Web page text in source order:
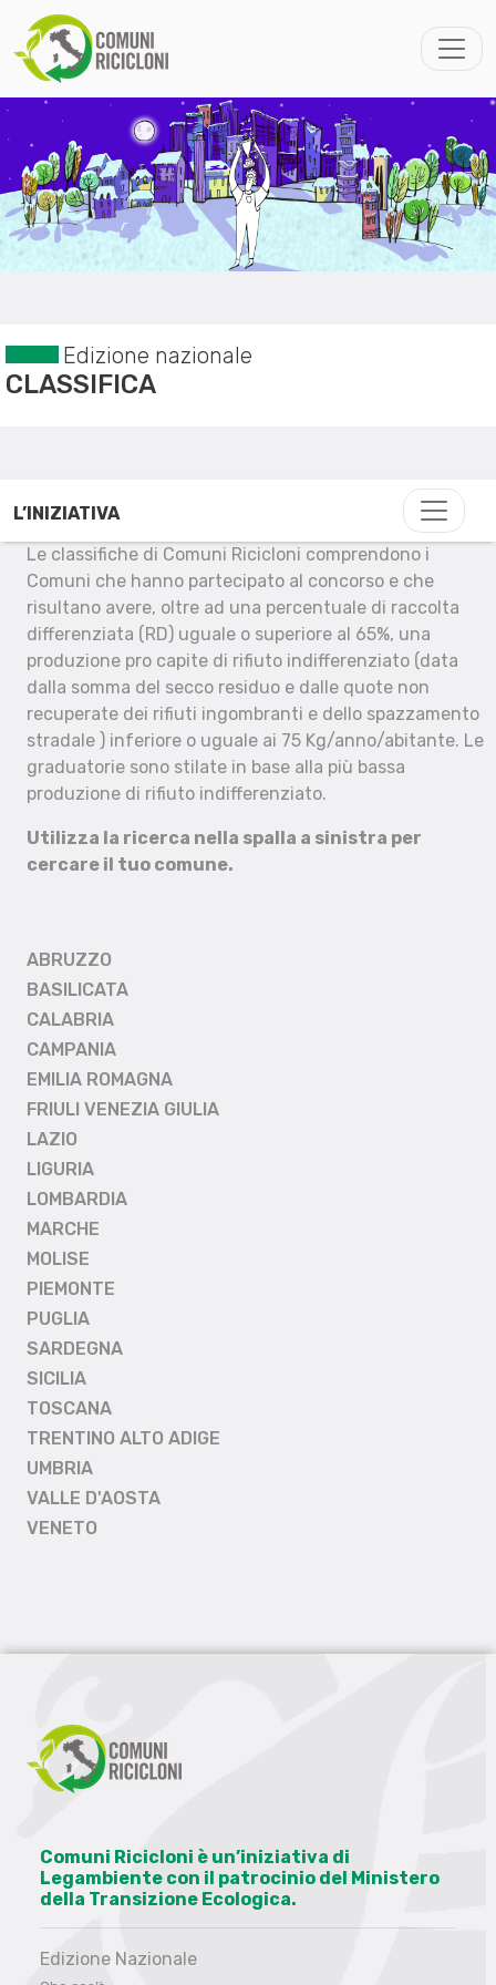
Edizione nazionale
CLASSIFICA
L’INIZIATIVA
Le classifiche di Comuni Ricicloni comprendono i
Comuni che hanno partecipato al concorso e che
risultano avere, oltre ad una percentuale di raccolta
differenziata (RD) uguale o superiore al 65%, una
produzione pro capite di rifiuto indifferenziato (data
dalla somma del secco residuo e dalle quote non
recuperate dei rifiuti ingombranti e dello spazzamento
stradale ) inferiore o uguale ai 75 Kg/anno/abitante. Le
graduatorie sono stilate in base alla più bassa
produzione di rifiuto indifferenziato.
Utilizza la ricerca nella spalla a sinistra per
cercare il tuo comune.
ABRUZZO
BASILICATA
CALABRIA
CAMPANIA
EMILIA ROMAGNA
FRIULI VENEZIA GIULIA
LAZIO
LIGURIA
LOMBARDIA
MARCHE
MOLISE
PIEMONTE
PUGLIA
SARDEGNA
SICILIA
TOSCANA
TRENTINO ALTO ADIGE
UMBRIA
VALLE D'AOSTA
VENETO
Comuni Ricicloni è un’iniziativa di
Legambiente con il patrocinio del Ministero
della Transizione Ecologica.
Edizione Nazionale